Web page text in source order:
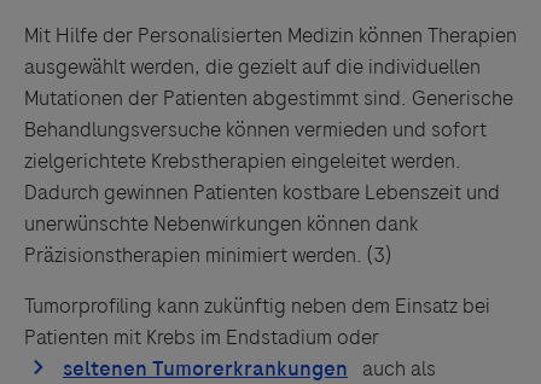
Mit Hilfe der Personalisierten Medizin können Therapien
ausgewählt werden, die gezielt auf die individuellen
Mutationen der Patienten abgestimmt sind. Generische
Behandlungsversuche können vermieden und sofort
zielgerichtete Krebstherapien eingeleitet werden.
Dadurch gewinnen Patienten kostbare Lebenszeit und
unerwünschte Nebenwirkungen können dank
Präzisionstherapien minimiert werden. (3)
Tumorprofiling kann zukünftig neben dem Einsatz bei
Patienten mit Krebs im Endstadium oder
auch als
Links zu Websites Dritter werden im Sinne des
Servicegedankens angeboten. Der Herausgeber äußert
keine Meinung über den Inhalt von Websites Dritter und
lehnt ausdrücklich jegliche Verantwortung für
Drittinformationen und deren Verwendung ab.